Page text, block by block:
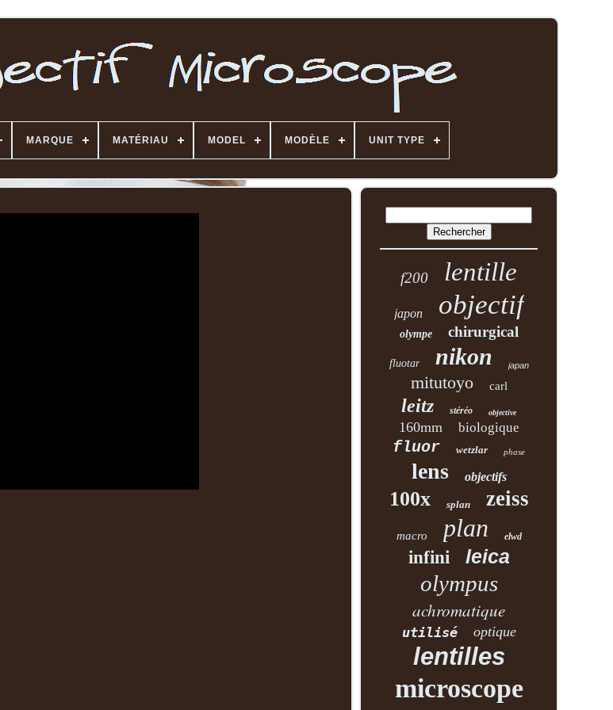
MARQUE MATÉRIAU MODEL MODÈLE UNIT TYPE
f200 lentille
japon objectif
olympe chirurgical
fluotar nikon japan
mitutoyo carl
leitz stéréo objective
160mm biologique
fluor wetzlar phase
lens objectifs
100x splan zeiss
macro plan elwd
infini leica
olympus
achromatique
utilisé optique
lentilles
microscope